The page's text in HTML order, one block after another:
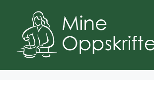
innhold